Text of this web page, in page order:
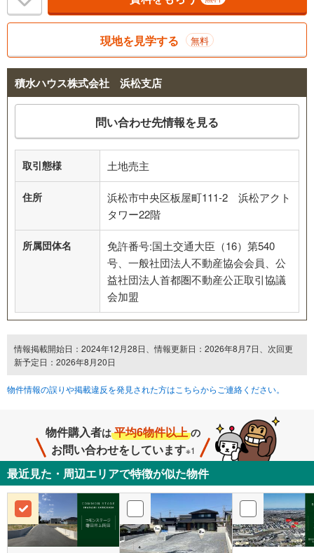
現地を見学する 無料
積水ハウス株式会社 浜松支店
問い合わせ先情報を見る
取引態様 土地売主
住所
浜松市中央区板屋町111-2 浜松アクト
タワー22階
所属団体名
免許番号:国土交通大臣（16）第540
号、一般社団法人不動産協会会員、公
益社団法人首都圏不動産公正取引協議
会加盟
情報掲載開始日：2024年12月28日、情報更新日：2026年8月7日、次回更
新予定日：2026年8月20日
物件情報の誤りや掲載違反を発見された方はこちらからご連絡ください。
物件購入者は 平均6物件以上 の
お問い合わせをしています※1
最近見た・周辺エリアで特徴が似た物件